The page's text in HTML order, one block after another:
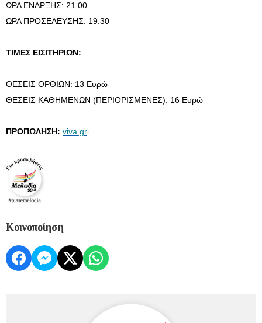
ΩΡΑ ΕΝΑΡΞΗΣ: 21.00
ΩΡΑ ΠΡΟΣΕΛΕΥΣΗΣ: 19.30
ΤΙΜΕΣ ΕΙΣΙΤΗΡΙΩΝ:
ΘΕΣΕΙΣ ΟΡΘΙΩΝ: 13 Ευρώ
ΘΕΣΕΙΣ ΚΑΘΗΜΕΝΩΝ (ΠΕΡΙΟΡΙΣΜΕΝΕΣ): 16 Ευρώ
ΠΡΟΠΩΛΗΣΗ: viva.gr
Κοινοποίηση